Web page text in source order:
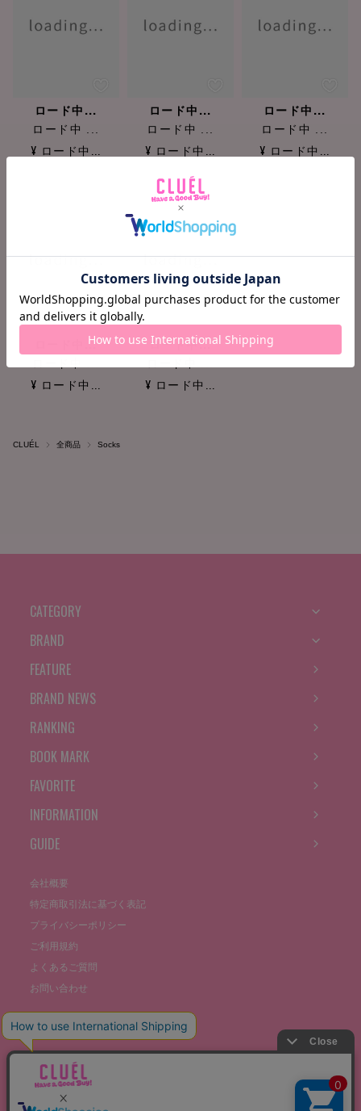
ロード中...
ロード中 ...
¥ ロード中...
ロード中...
ロード中 ...
¥ ロード中...
ロード中...
ロード中 ...
¥ ロード中...
ロード中...
¥ ロード中...
ロード中...
¥ ロード中...
CLUÉL 全商品 Socks
CATEGORY
BRAND
FEATURE
BRAND NEWS
RANKING
BOOK MARK
FAVORITE
INFORMATION
GUIDE
会社概要
特定商取引法に基づく表記
プライバシーポリシー
ご利用規約
よくあるご質問
お問い合わせ
©THE STOCKS CO., LTD